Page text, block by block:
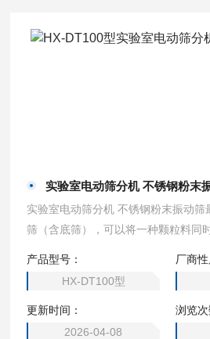
实验室电动筛分机 不锈钢粉末
实验室电动筛分机 不锈钢粉末振动筛
筛（含底筛），可以将一种颗粒料同
产品型号：
HX-DT100型
厂商性
更新时间：
2026-04-08
浏览次